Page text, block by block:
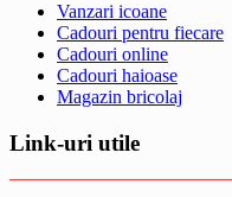
Vanzari icoane
Cadouri pentru fiecare
Cadouri online
Cadouri haioase
Magazin bricolaj
Link-uri utile